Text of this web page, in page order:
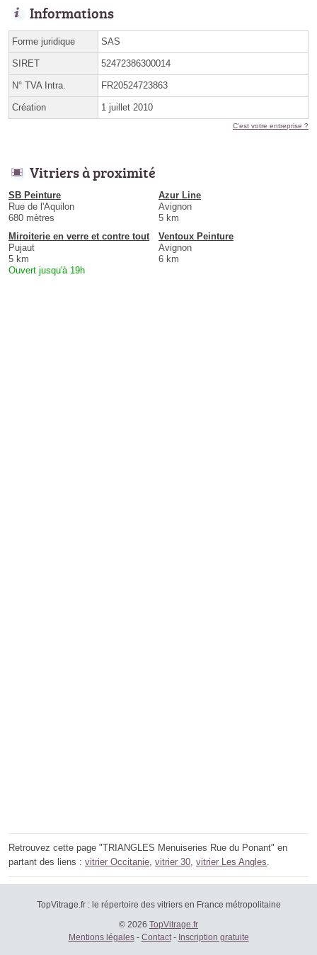
Informations
Forme juridique SAS
SIRET 52472386300014
N° TVA Intra. FR20524723863
Création 1 juillet 2010
C'est votre entreprise ?
Vitriers à proximité
SB Peinture
Rue de l'Aquilon
680 mètres
Azur Line
Avignon
5 km
Miroiterie en verre et contre tout
Pujaut
5 km
Ouvert jusqu'à 19h
Ventoux Peinture
Avignon
6 km
Retrouvez cette page "TRIANGLES Menuiseries Rue du Ponant" en
partant des liens : vitrier Occitanie, vitrier 30, vitrier Les Angles.
TopVitrage.fr : le répertoire des vitriers en France métropolitaine
© 2026 TopVitrage.fr
Mentions légales- Contact- Inscription gratuite